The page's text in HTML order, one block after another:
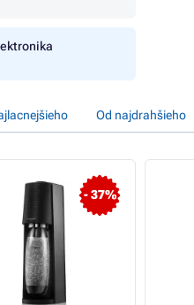
Od najdrahšieho
- 37%